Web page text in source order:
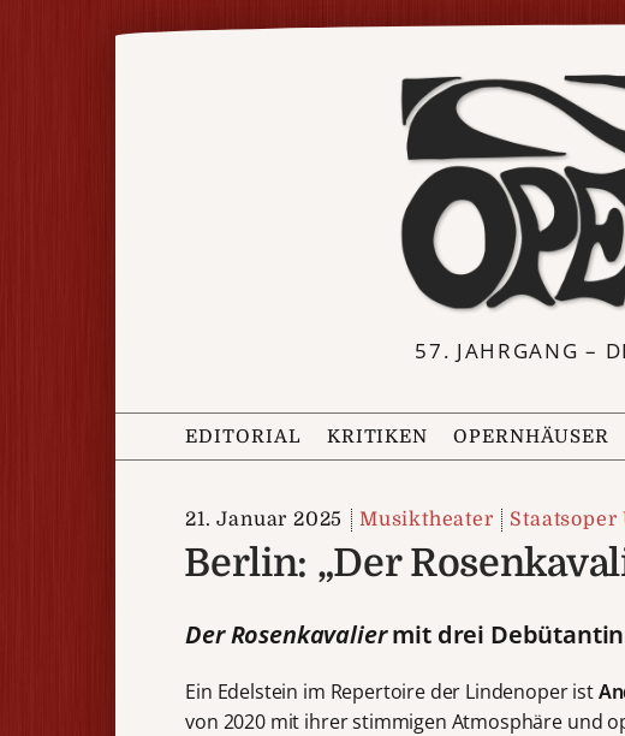
57. JAHRGANG –
EDITORIAL KRITIKEN OPERNHÄUSER
21. Januar 2025 Musiktheater
Berlin: „Der
Der Rosenkavaliermit drei
Ein Edelstein im Repertoire der Lindenoper ist
von 2020 mit ihrer stimmigen Atmosphäre und